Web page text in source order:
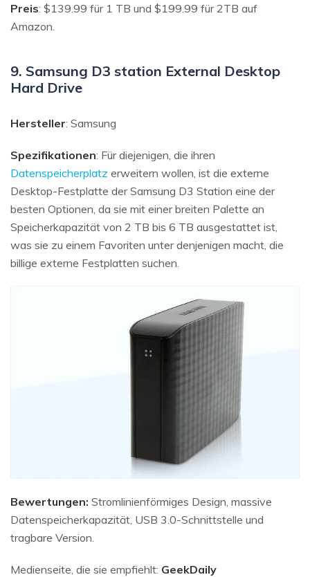
Preis: $139.99 für 1 TB und $199.99 für 2TB auf
Amazon.
9. Samsung D3 station External Desktop
Hard Drive
Hersteller: Samsung
Spezifikationen: Für diejenigen, die ihren
Datenspeicherplatz erweitern wollen, ist die externe
Desktop-Festplatte der Samsung D3 Station eine der
besten Optionen, da sie mit einer breiten Palette an
Speicherkapazität von 2 TB bis 6 TB ausgestattet ist,
was sie zu einem Favoriten unter denjenigen macht, die
billige externe Festplatten suchen.
Bewertungen: Stromlinienförmiges Design, massive
Datenspeicherkapazität, USB 3.0-Schnittstelle und
tragbare Version.
Medienseite, die sie empfiehlt: GeekDaily